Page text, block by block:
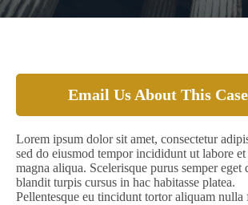
Email Us About This Case
Lorem ipsum dolor sit amet, consectetur
sed do eiusmod tempor incididunt ut labore
magna aliqua. Scelerisque purus semper eget
blandit turpis cursus in hac habitasse platea.
Pellentesque eu tincidunt tortor aliquam nulla